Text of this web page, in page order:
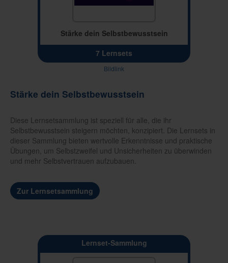
Stärke dein Selbstbewusstsein
7 Lernsets
Bildlink
Stärke dein Selbstbewusstsein
Diese Lernsetsammlung ist speziell für alle, die ihr
Selbstbewusstsein steigern möchten, konzipiert. Die Lernsets in
dieser Sammlung bieten wertvolle Erkenntnisse und praktische
Übungen, um Selbstzweifel und Unsicherheiten zu überwinden
und mehr Selbstvertrauen aufzubauen.
Zur Lernsetsammlung
Lernset-Sammlung